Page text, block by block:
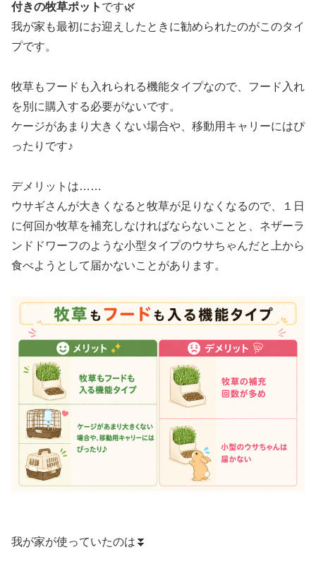
付きの牧草ポット です🌿
我が家も最初にお迎えしたときに勧められたのがこのタイ
プです。
牧草もフードも入れられる機能タイプなので、フード入れ
を別に購入する必要がないです。
ケージがあまり大きくない場合や、移動用キャリーにはぴ
ったりです♪
デメリットは……
ウサギさんが大きくなると牧草が足りなくなるので、１日
に何回か牧草を補充しなければならないことと、ネザーラ
ンドドワーフのような小型タイプのウサちゃんだと上から
食べようとして届かないことがあります。
我が家が使っていたのは⏬️